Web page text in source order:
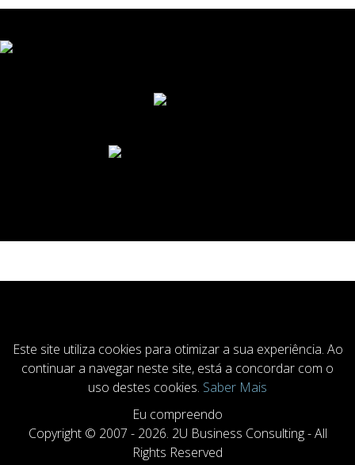
Este site utiliza cookies para otimizar a sua experiência. Ao
continuar a navegar neste site, está a concordar com o
uso destes cookies. Saber Mais
Eu compreendo
Copyright © 2007 - 2026. 2U Business Consulting - All
Rights Reserved